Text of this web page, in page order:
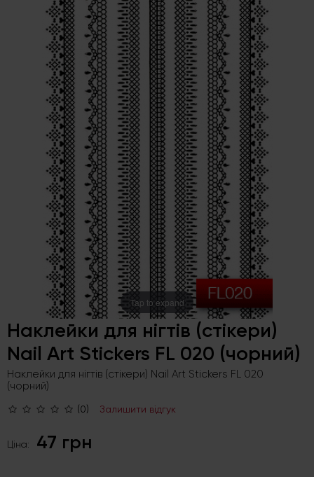
Tap to expand
Наклейки для нігтів (стікери)
Nail Art Stickers FL 020 (чорний)
Наклейки для нігтів (стікери) Nail Art Stickers FL 020
(чорний)
(0) Залишити відгук
Ціна: 47 грн